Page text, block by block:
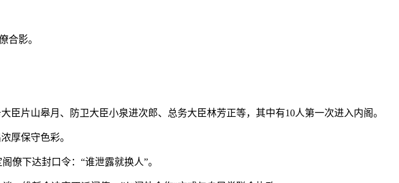
合影。
山皋月、防卫大臣小泉进次郎、总务大臣林芳正等，其中有10人第一次进入内阁。
厚保守色彩。
下达封口令：“谁泄露就换人”。